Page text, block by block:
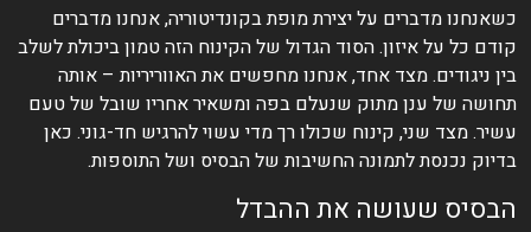
כשאנחנו מדברים על יצירת מופת בקונדיטוריה, אנחנו מדברים
קודם כל על איזון. הסוד הגדול של הקינוח הזה טמון ביכולת לשלב
בין ניגודים. מצד אחד, אנחנו מחפשים את האווריריות – אותה
תחושה של ענן מתוק שנעלם בפה ומשאיר אחריו שובל של טעם
עשיר. מצד שני, קינוח שכולו רך מדי עשוי להרגיש חד-גוני. כאן
בדיוק נכנסת לתמונה החשיבות של הבסיס ושל התוספות.
הבסיס שעושה את ההבדל